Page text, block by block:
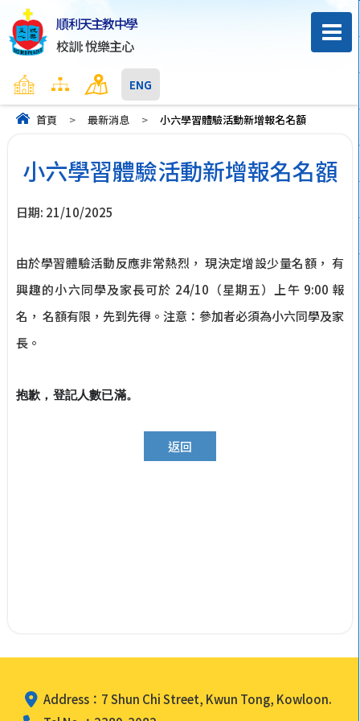
順利天主教中學
校訓: 悅樂主心
主頁 網頁地圖 聯絡我們
ENG
首頁 > 最新消息 > 小六學習體驗活動新增報名名額
小六學習體驗活動新增報名名額
日期: 21/10/2025
由於學習體驗活動反應非常熱烈， 現決定增設少量名額， 有
興趣的小六同學及家長可於 24/10（星期五）上午 9:00 報
名， 名額有限，先到先得。注意：參加者必須為小六同學及家
長。
抱歉，登記人數已滿。
返回
Address：7 Shun Chi Street, Kwun Tong, Kowloon.